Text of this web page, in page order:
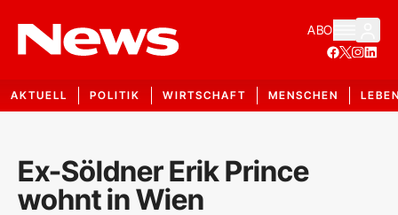
ABO
AKTUELL POLITIK WIRTSCHAFT MENSCHEN
Ex-Söldner Erik Prince
wohnt in Wien